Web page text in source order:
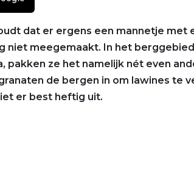
dat er ergens een mannetje met
niet meegemaakt. In het
pakken ze het namelijk nét even
de bergen in om lawines te
er best heftig uit.